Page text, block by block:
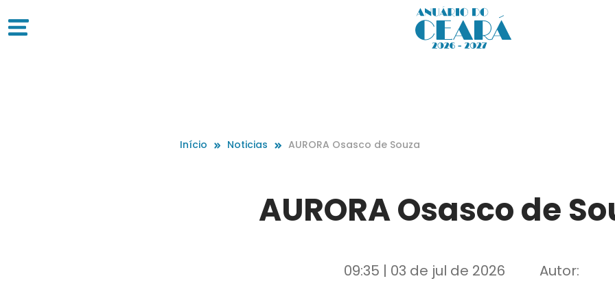
Início Noticias AURORA Osasco de Souza
AURORA Osasco de
09:35 | 03 de jul de 2026 Autor: